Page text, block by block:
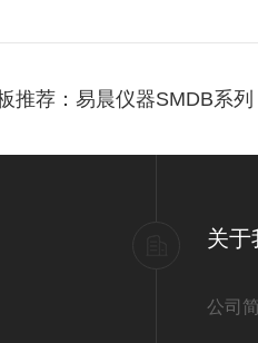
推荐：易晨仪器SMDB系
关于
公司